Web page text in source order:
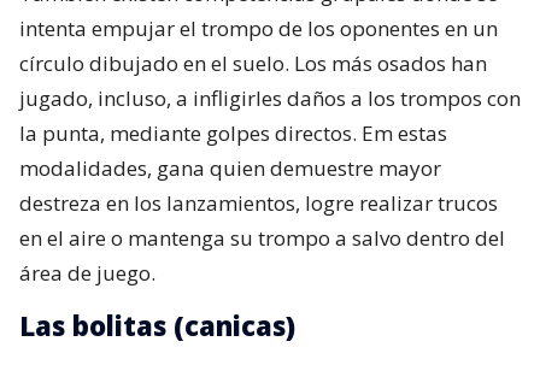
intenta empujar el trompo de los oponentes en un
círculo dibujado en el suelo. Los más osados han
jugado, incluso, a infligirles daños a los trompos con
la punta, mediante golpes directos. Em estas
modalidades, gana quien demuestre mayor
destreza en los lanzamientos, logre realizar trucos
en el aire o mantenga su trompo a salvo dentro del
área de juego.
Las bolitas (canicas)